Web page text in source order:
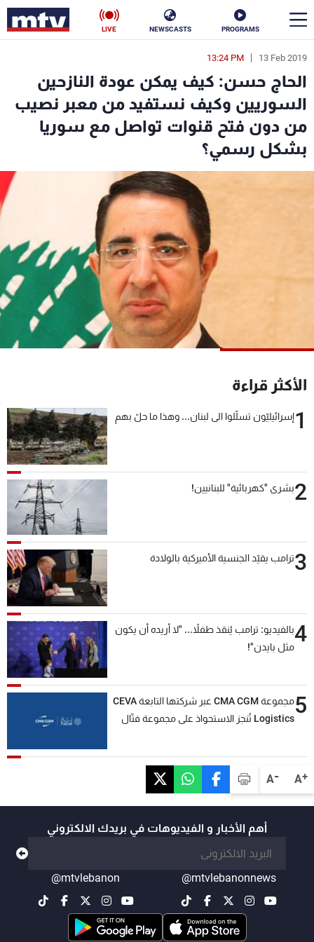
PROGRAMS
NEWSCASTS
LIVE
A+
A-
13 Feb 2019
13:24 PM
الحاج حسن: كيف يمكن عودة النازحين
السوريين وكيف نستفيد من معبر نصيب
من دون فتح قنوات تواصل مع سوريا
بشكل رسمي؟
الأكثر قراءة
1إسرائيليّون تسلّلوا الى لبنان... وهذا ما حلّ بهم
2بشرى "كهربائية" للبنانيين!
3ترامب يقيّد الجنسية الأميركية بالولادة
4بالفيديو: ترامب يُنقذ طفلاً... "لا أريده أن يكون
مثل بايدن"!
5
مجموعة CMA CGM عبر شركتها التابعة CEVA
Logistics تُنجز الاستحواذ على مجموعة فتّال
أهم الأخبار و الفيديوهات في بريدك الالكتروني
@mtvlebanonnews
@mtvlebanon
en
الأخبار
سياسة ناس
إقتصاد
رياضة
الترددات
عن MTV
لاعلاناتكم
شروط الإسـتخدام
سياسة الخصوصية